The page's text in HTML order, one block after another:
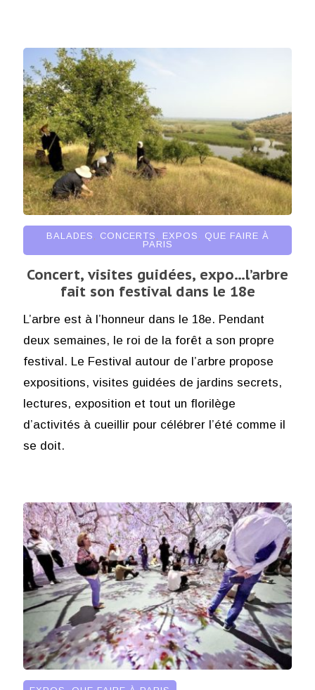
BALADES CONCERTS EXPOS
QUE FAIRE À
PARIS
Concert, visites guidées, expo…l’arbre
fait son festival dans le 18e
L’arbre est à l’honneur dans le 18e. Pendant
deux semaines, le roi de la forêt a son propre
festival. Le Festival autour de l’arbre propose
expositions, visites guidées de jardins secrets,
lectures, exposition et tout un florilège
d’activités à cueillir pour célébrer l’été comme il
se doit.